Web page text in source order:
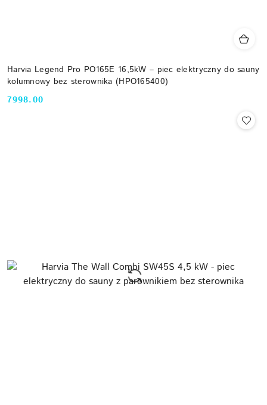
Harvia Legend Pro PO165E 16,5kW – piec elektryczny do sauny
kolumnowy bez sterownika (HPO165400)
Cena:
7998.00